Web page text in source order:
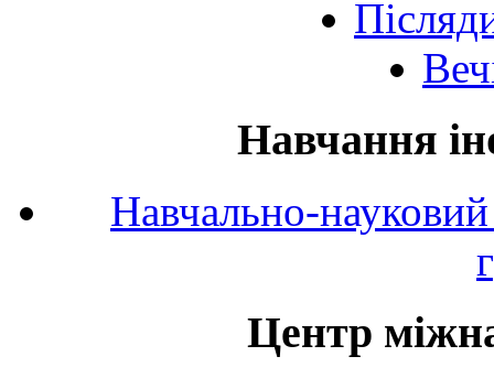
Навчання
Навчально-
Центр